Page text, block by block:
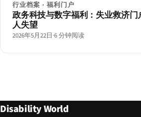
行业档案 · 福利门户
政务科技与数字福利：失业救济
人失望
2026年5月22日·6 分钟阅读
Disability World